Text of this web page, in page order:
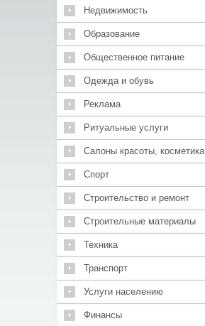
Недвижимость
Образование
Общественное питание
Одежда и обувь
Реклама
Ритуальные услуги
Салоны красоты, косметика
Спорт
Строительство и ремонт
Строительные материалы
Техника
Транспорт
Услуги населению
Финансы